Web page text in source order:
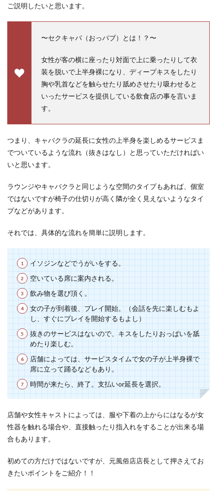
ご説明したいと思います。
〜セクキャバ（おっパブ）とは！？〜
女性が客の横に座ったり対面で上に乗ったりして衣
装を脱いで上半身裸になり、ディープキスをしたり
胸や乳首などを触らせたり舐めさせたり吸わせると
いったサービスを提供している飲食店の事を言いま
す。
つまり、キャバクラの延長に女性の上半身を楽しめるサービスま
でついているような流れ（抜きはなし）と思っていただければい
いと思います。
ラウンジやキャバクラと同じような空間のタイプもあれば、個室
ではないですが椅子の仕切りが高く隣が全く見えないようなタイ
プなどがあります。
それでは、具体的な流れを簡単に説明します。
イソジンなどでうがいをする。
空いている席に案内される。
飲み物を選び頂く。
女の子が到着後、プレイ開始。（会話を先に楽しむもよ
し、すぐにプレイを開始するもよし）
抜きのサービスはないので、キスをしたりおっぱいを舐
めたり楽しむ。
店舗によっては、サービスタイムで女の子が上半身裸で
席に立って踊るなどもあり。
時間が来たら、終了。支払いor延長を選択。
店舗や女性キャストによっては、服や下着の上からにはなるが女
性器を触れる場合や、直接触ったり指入れをすることが出来る場
合もあります。
初めての方だけではないですが、元風俗店店長として押さえてお
きたいポイントをご紹介！！